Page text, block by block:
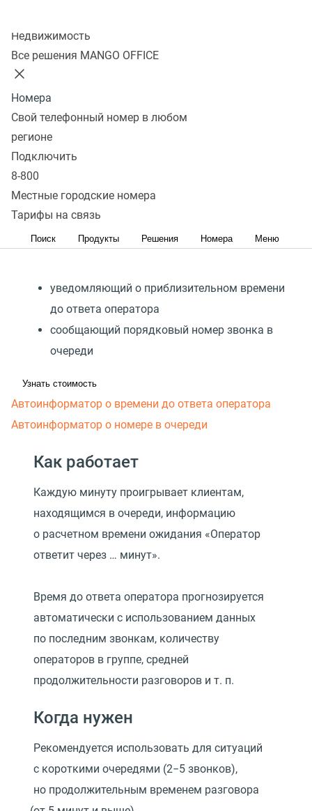
Недвижимость
Все решения MANGO OFFICE
Номера
Свой телефонный номер в любом
регионе
Подключить
8-800
Местные городские номера
Тарифы на связь
Поиск Продукты Решения Номера Меню
Автоинформаторы для
очереди ожидания
клиентам примерное время ожидания до ответа
оператора.
Вы можете подключить один или оба из двух
автоинформаторов:
уведомляющий о приблизительном времени
до ответа оператора
сообщающий порядковый номер звонка в
очереди
Узнать стоимость
Автоинформатор о времени до ответа оператора
Автоинформатор о номере в очереди
Как работает
Каждую минуту проигрывает клиентам,
находящимся в очереди, информацию
о расчетном времени ожидания «Оператор
ответит через … минут».
Время до ответа оператора прогнозируется
автоматически с использованием данных
по последним звонкам, количеству
операторов в группе, средней
продолжительности разговоров и т. п.
Когда нужен
Рекомендуется использовать для ситуаций
с короткими очередями (2−5 звонков),
но продолжительным временем разговора